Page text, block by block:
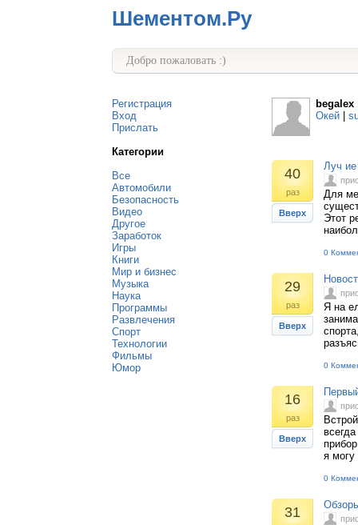
Шементом.Ру
Добро пожаловать :)
Регистрация
Вход
Прислать
Категории
Все
Автомобили
Безопасность
Видео
Другое
Заработок
Игры
Книги
Мир и бизнес
Музыка
Наука
Программы
Развлечения
Спорт
Технологии
Фильмы
Юмор
begalex
Окей
40
раз
Вверх
Луч
Для
Этот
0
29
раз
Вверх
Я на
0
16
раз
Вверх
я
0
31